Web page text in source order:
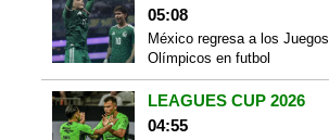
05:08
México regresa a los Juegos
Olímpicos en futbol
LEAGUES CUP 2026
04:55